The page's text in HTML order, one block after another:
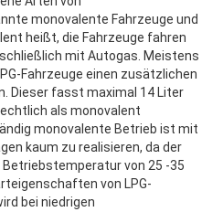
monovalente Fahrzeuge und
heißt, die Fahrzeuge fahren
mit Autogas. Meistens
Fahrzeuge einen zusätzlichen
Dieser fasst maximal 14 Liter
als monovalent
monovalente Betrieb ist mit
kaum zu realisieren, da der
von 25 -35
von LPG-
bei niedrigen